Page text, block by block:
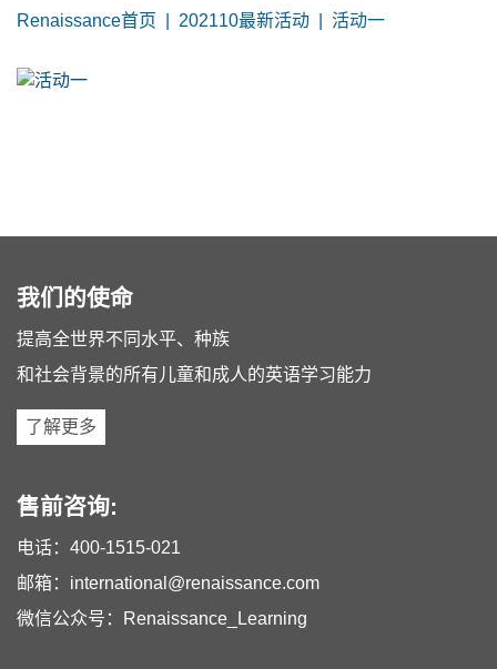
Renaissance首页 202110最新活动 活动一
我们的使命
提高全世界不同水平、种族
和社会背景的所有儿童和成人的英语学习能力
了解更多
售前咨询:
电话： 400-1515-021
邮箱： international@renaissance.com
微信公众号：Renaissance_Learning